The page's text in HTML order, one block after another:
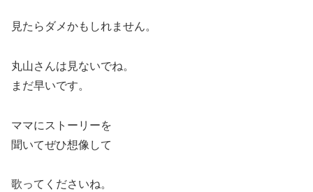
見たらダメかもしれません。
丸山さんは見ないでね。
まだ早いです。
ママにストーリーを
聞いてぜひ想像して
歌ってくださいね。